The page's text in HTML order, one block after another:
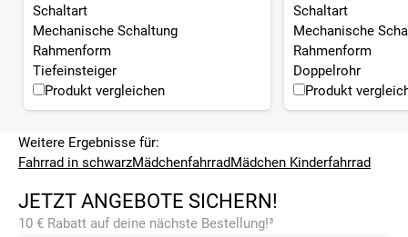
Schaltart
Mechanische Schaltung
Rahmenform
Tiefeinsteiger
Produkt vergleichen
Schaltart
Mechanische
Rahmenform
Doppelrohr
Produkt
Weitere Ergebnisse für:
Fahrrad in schwarzMädchenfahrradMädchen Kinderfahrrad
JETZT ANGEBOTE SICHERN!
10 € Rabatt auf deine nächste Bestellung!³